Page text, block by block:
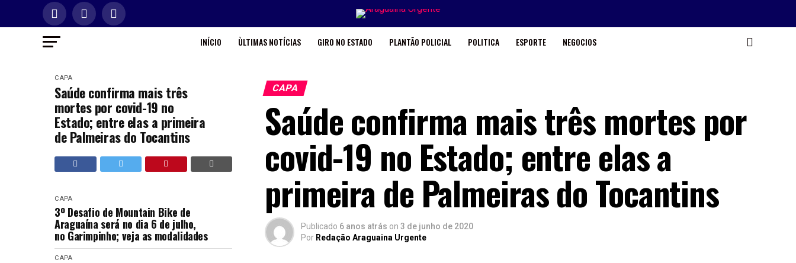
INÍCIO ÙLTIMAS NOTÍCIAS GIRO NO ESTADO PLANTÃO POLICIAL POLITICA ESPORTE NEGOCIOS
CAPA
Saúde confirma mais três
mortes por covid-19 no
Estado; entre elas a primeira
de Palmeiras do Tocantins
CAPA
3º Desafio de Mountain Bike de
Araguaína será no dia 6 de julho,
no Garimpinho; veja as modalidades
CAPA
CAPA
Saúde confirma mais três mortes por
covid-19 no Estado; entre elas a
primeira de Palmeiras do Tocantins
Publicado 6 anos atrás on 3 de junho de 2020
Por Redação Araguaina Urgente